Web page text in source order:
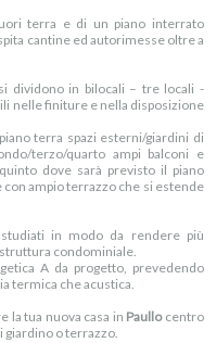
terra e di un piano interrato
cantine ed autorimesse oltre a
dividono in bilocali – tre locali -
nelle finiture e nella disposizione
terra spazi esterni/giardini di
terzo/quarto ampi balconi e
dove sarà previsto il piano
ampio terrazzo che si estende
in modo da rendere più
condominiale.
A da progetto, prevedendo
termica che acustica.
la tua nuova casa in Paullocentro
giardino o terrazzo.